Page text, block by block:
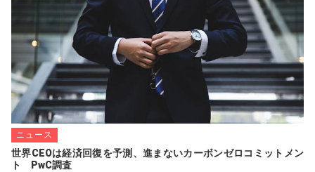
ニュース
世界CEOは経済回復を予測、進まないカーボンゼロコミットメン
ト　PwC調査